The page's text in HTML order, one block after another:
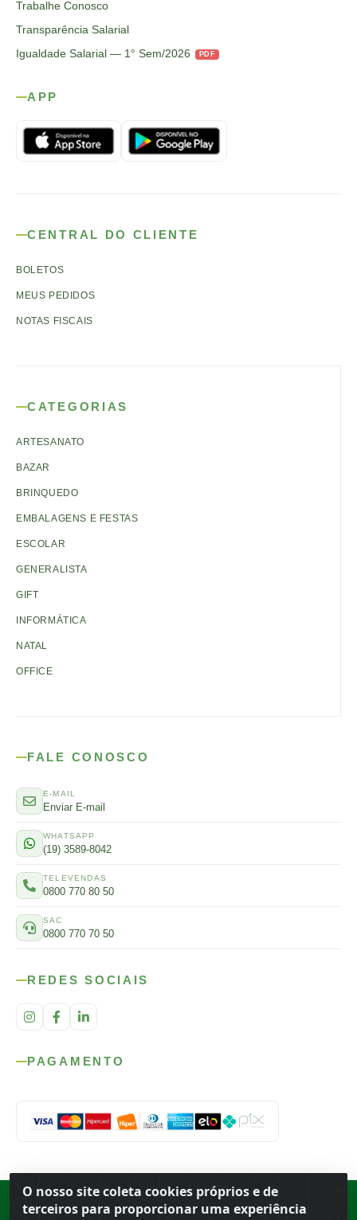
O nosso site coleta cookies próprios e de
terceiros para proporcionar uma experiência
Trabalhe Conosco
Transparência Salarial
Igualdade Salarial — 1° Sem/2026
PDF
APP
CENTRAL DO CLIENTE
BOLETOS
MEUS PEDIDOS
NOTAS FISCAIS
CATEGORIAS
ARTESANATO
BAZAR
BRINQUEDO
EMBALAGENS E FESTAS
ESCOLAR
GENERALISTA
GIFT
INFORMÁTICA
NATAL
OFFICE
FALE CONOSCO
E-MAIL
Enviar E-mail
WHATSAPP
(19) 3589-8042
TELEVENDAS
0800 770 80 50
SAC
0800 770 70 50
REDES SOCIAIS
PAGAMENTO
Rod. SP-215, s/n, km 98 — Área Rural Porto Ferreira ·BR
· CEP
· CNPJ 56.679.863/0001-91